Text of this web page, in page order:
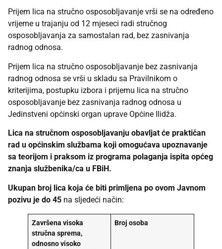
Prijem lica na stručno osposobljavanje vrši se na određeno
vrijeme u trajanju od 12 mjeseci radi stručnog
osposobljavanja za samostalan rad, bez zasnivanja
radnog odnosa.
Prijem lica na stručno osposobljavanje bez zasnivanja
radnog odnosa se vrši u skladu sa Pravilnikom o
kriterijima, postupku izbora i prijemu lica na stručno
osposobljavanje bez zasnivanja radnog odnosa u
Jedinstveni općinski organ uprave Općine Ilidža.
Lica na stručnom osposobljavanju obavljat će praktičan
rad u općinskim službama koji omogućava upoznavanje
sa teorijom i praksom iz programa polaganja ispita općeg
znanja službenika/ca u FBiH.
Ukupan broj lica koja će biti primljena po ovom Javnom
pozivu je do 45 na sljedeći način:
Završena visoka
stručna sprema,
odnosno visoko
Broj osoba